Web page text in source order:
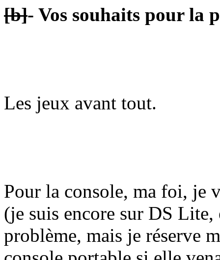
[b]- Vos souhaits pour la
Les jeux avant tout.
Pour la console, ma foi, je
(je suis encore sur DS
problème, mais je réserve